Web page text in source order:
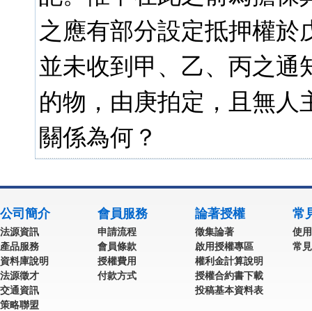
之應有部分設定抵押權於
並未收到甲、乙、丙之通
的物，由庚拍定，且無人
關係為何？
公司簡介
法源資訊
產品服務
資料庫說明
法源徵才
交通資訊
策略聯盟
會員服務
申請流程
會員條款
授權費用
付款方式
論著授權
徵集論著
啟用授權專區
權利金計算說明
授權合約書下載
投稿基本資料表
常
使
常